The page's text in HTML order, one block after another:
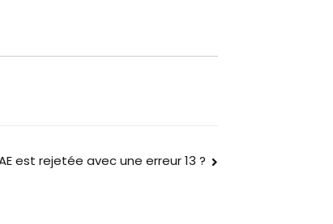
est rejetée avec une erreur 13 ?